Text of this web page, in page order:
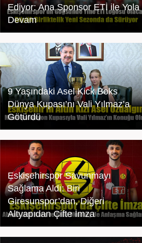
Ediyor: Ana Sponsor ETİ ile Yola
Devam
9 Yaşındaki Asel Kick Boks
Dünya Kupası’nı Vali Yılmaz’a
Götürdü
Eskişehirspor Savunmayı
Sağlama Aldı: Biri
Giresunspor’dan, Diğeri
Altyapıdan Çifte İmza